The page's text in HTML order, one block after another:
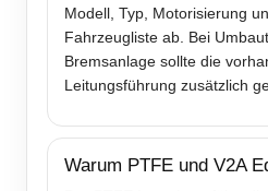
Modell, Typ, Motorisierung
Fahrzeugliste ab. Bei
Bremsanlage sollte die
Leitungsführung zusätzlich
Warum PTFE und V2A